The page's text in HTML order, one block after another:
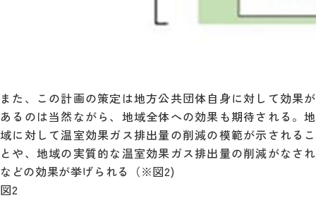
また、この計画の策定は地方公共団体自身に対して効果が
あるのは当然ながら、地域全体への効果も期待される。地
域に対して温室効果ガス排出量の削減の模範が示されるこ
とや、地域の実質的な温室効果ガス排出量の削減がなされ
などの効果が挙げられる（※図2)
図2